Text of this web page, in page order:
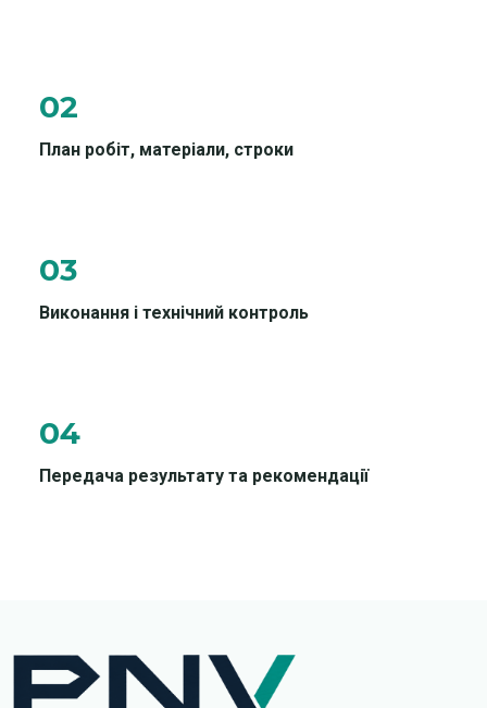
02
План робіт, матеріали, строки
03
Виконання і технічний контроль
04
Передача результату та рекомендації